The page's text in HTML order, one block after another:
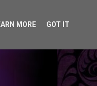
MORE GOT IT